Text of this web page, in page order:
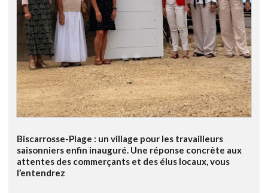
Biscarrosse-Plage : un village pour les travailleurs
saisonniers enfin inauguré. Une réponse concrète aux
attentes des commerçants et des élus locaux, vous
l’entendrez